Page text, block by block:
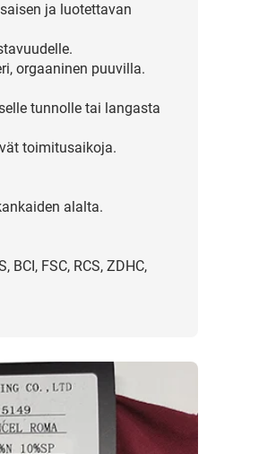
ja luotettavan
orgaaninen puuvilla.
tunnolle tai langasta
toimitusaikoja.
alalta.
FSC, RCS, ZDHC,